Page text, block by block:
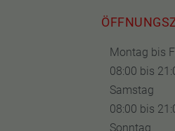
Montag bis
08:00 bis
Samstag
08:00 bis
Sonntag